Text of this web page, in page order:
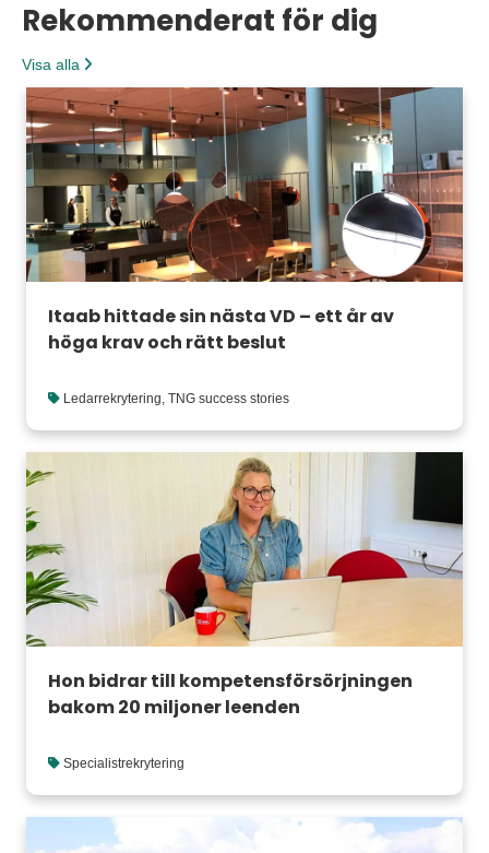
Rekommenderat för dig
Visa alla
Itaab hittade sin nästa VD – ett år av
höga krav och rätt beslut
Ledarrekrytering TNG success stories
Hon bidrar till kompetensförsörjningen
bakom 20 miljoner leenden
Specialistrekrytering